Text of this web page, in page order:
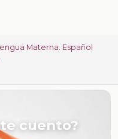
Materna. Español
cuento?